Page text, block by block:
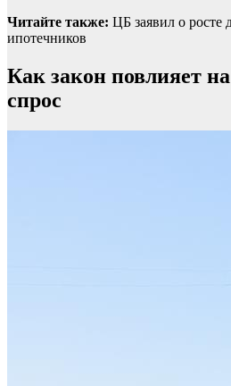
Читайте также: ЦБ заявил о росте
ипотечников
Как закон повлияет
спрос